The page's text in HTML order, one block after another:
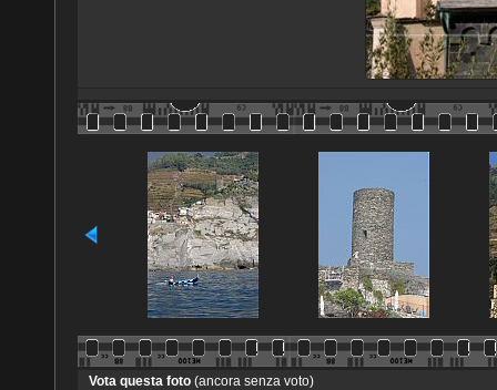
Vota questa foto (ancora senza voto)